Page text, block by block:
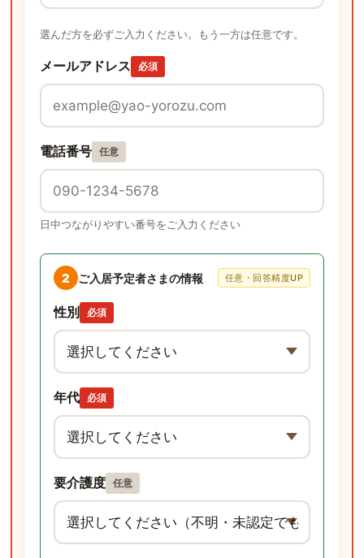
選んだ方を必ずご入力ください。もう一方は任意です。
メールアドレス 必須
電話番号 任意
日中つながりやすい番号をご入力ください
2 ご入居予定者さまの情報 任意・回答精度UP
性別 必須
年代 必須
要介護度 任意